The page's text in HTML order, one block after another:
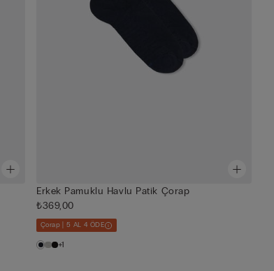
Erkek Pamuklu Havlu Patik Çorap
₺369,00
Çorap | 5 AL 4 ÖDE
+1